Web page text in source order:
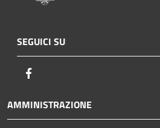
SEGUICI SU
AMMINISTRAZIONE